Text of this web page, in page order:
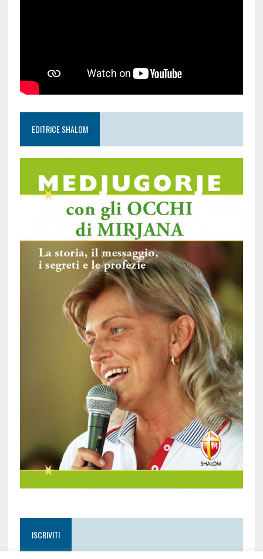
EDITRICE SHALOM
ISCRIVITI